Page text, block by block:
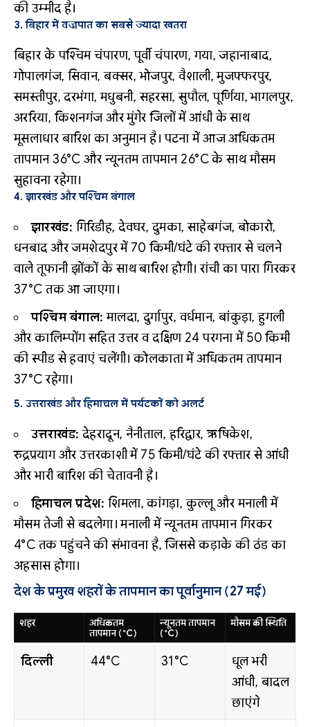
की उम्मीद है।
3. बिहार में वज्रपात का सबसे ज्यादा खतरा
बिहार के पश्चिम चंपारण, पूर्वी चंपारण, गया, जहानाबाद,
गोपालगंज, सिवान, बक्सर, भोजपुर, वैशाली, मुजफ्फरपुर,
समस्तीपुर, दरभंगा, मधुबनी, सहरसा, सुपौल, पूर्णिया, भागलपुर,
अररिया, किशनगंज और मुंगेर जिलों में आंधी के साथ
मूसलाधार बारिश का अनुमान है। पटना में आज अधिकतम
तापमान 36°C और न्यूनतम तापमान 26°C के साथ मौसम
सुहावना रहेगा।
4. झारखंड और पश्चिम बंगाल
झारखंड: गिरिडीह, देवघर, दुमका, साहेबगंज, बोकारो,
धनबाद और जमशेदपुर में 70 किमी/घंटे की रफ्तार से चलने
वाले तूफानी झोंकों के साथ बारिश होगी। रांची का पारा गिरकर
37°C तक आ जाएगा।
पश्चिम बंगाल: मालदा, दुर्गापुर, वर्धमान, बांकुड़ा, हुगली
और कालिम्पोंग सहित उत्तर व दक्षिण 24 परगना में 50 किमी
की स्पीड से हवाएं चलेंगी। कोलकाता में अधिकतम तापमान
37°C रहेगा।
5. उत्तराखंड और हिमाचल में पर्यटकों को अलर्ट
उत्तराखंड: देहरादून, नैनीताल, हरिद्वार, ऋषिकेश,
रुद्रप्रयाग और उत्तरकाशी में 75 किमी/घंटे की रफ्तार से आंधी
और भारी बारिश की चेतावनी है।
हिमाचल प्रदेश: शिमला, कांगड़ा, कुल्लू और मनाली में
मौसम तेजी से बदलेगा। मनाली में न्यूनतम तापमान गिरकर
4°C तक पहुंचने की संभावना है, जिससे कड़ाके की ठंड का
अहसास होगा।
देश के प्रमुख शहरों के तापमान का पूर्वानुमान (27 मई)
शहर
अधिकतम
तापमान (°C)
न्यूनतम तापमान
(°C)
मौसम की स्थिति
दिल्ली 44°C 31°C
धूल भरी
आंधी, बादल
छाएंगे